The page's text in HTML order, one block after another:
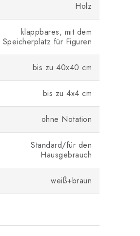
Holz
klappbares, mit dem
Speicherplatz für Figuren
bis zu 40x40 cm
bis zu 4x4 cm
ohne Notation
Standard/für den
Hausgebrauch
weiß+braun